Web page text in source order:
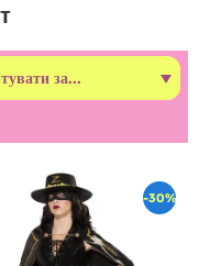
-30%